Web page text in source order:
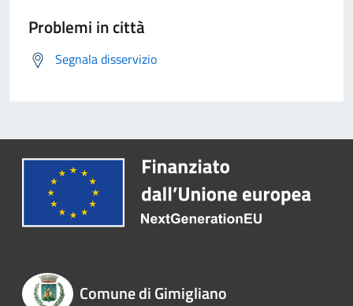
Problemi in città
Segnala disservizio
Comune di Gimigliano